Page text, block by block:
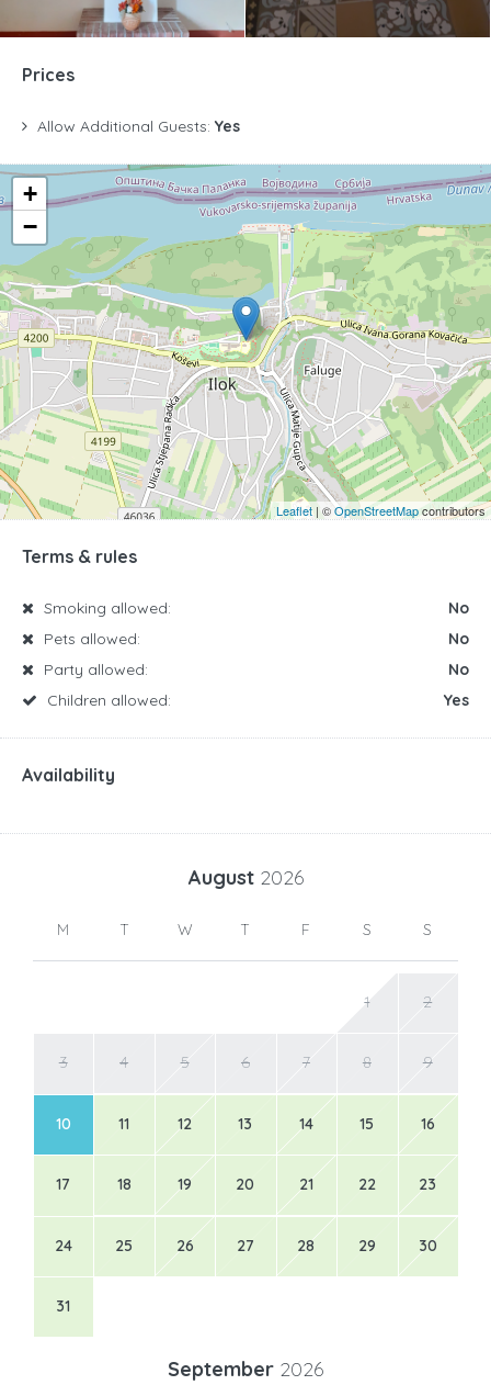
Prices
Allow Additional Guests: Yes
+
−
Leaflet | ©OpenStreetMapcontributors
Terms & rules
Smoking allowed:
No
Pets allowed:
No
Party allowed:
No
Children allowed:
Yes
Availability
August 2026
M T W T F S S
1 2
3 4 5 6 7 8 9
10 11 12 13 14 15 16
17 18 19 20 21 22 23
24 25 26 27 28 29 30
31
September 2026